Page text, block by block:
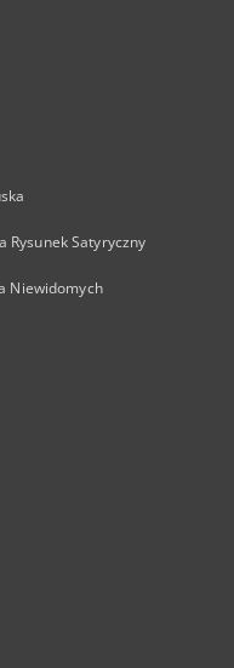
Rysunek Satyryczny
Niewidomych